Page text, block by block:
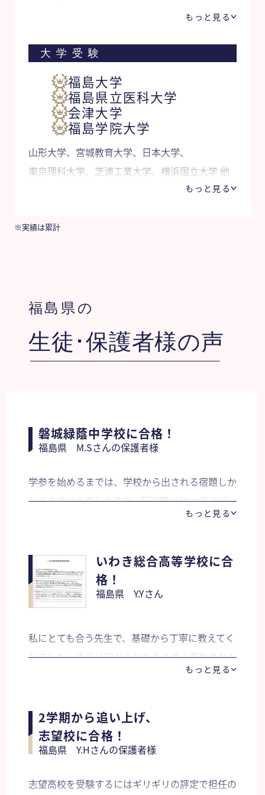
もっと見る
大学受験
福島大学
福島県立医科大学
会津大学
福島学院大学
山形大学、宮城教育大学、日本大学、
東京理科大学、芝浦工業大学、横浜国立大学 他
もっと見る
※実績は累計
福島県の
生徒･保護者様の声
磐城緑蔭中学校に合格！
福島県 M.Sさんの保護者様
学参を始めるまでは、学校から出される宿題しか
してきませんでしたので、短期間（10ヶ月ほど）
で受験できるレベルまで学力をアップさせなけれ
りして下さったように思います。 難題でつまづ
いた時にも少しのヒントで解けるようになりまし
たし、通常の授業内容もスムーズに落とし込めた
解しているから大丈夫ですよ！」と不安を取り除
いてくださり、とても助かりました。
もっと見る
いわき総合高等学校に合
格！
福島県 Y.Yさん
私にとても合う先生で、基礎から丁寧に教えてく
れました。本当に細かくわかりやすく先生のおか
げでだんだんと点数が上がり、苦手教科を克服す
もっと見る
2学期から追い上げ、
志望校に合格！
福島県 Y.Hさんの保護者様
志望高校を受験するにはギリギリの評定で担任の